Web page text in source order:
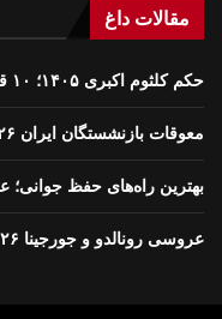
مقالات داغ
حکم کلثوم اکبری ۱۴۰۵؛ ۱۰ قصاص در انتظار اجرای حکم
معوقات بازنشستگان ایران ۲۰۲۶؛ ۸۲ هزار میلیارد تومان بدهی
بهترین راه‌های حفظ جوانی؛
عروسی رونالدو و جورجینا ۲۰۲۶؛ ۱۰ چهره خارج از فهرست